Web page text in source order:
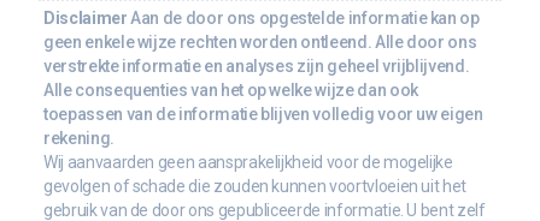
Disclaimer Aan de door ons opgestelde informatie kan op
geen enkele wijze rechten worden ontleend. Alle door ons
verstrekte informatie en analyses zijn geheel vrijblijvend.
Alle consequenties van het op welke wijze dan ook
toepassen van de informatie blijven volledig voor uw eigen
rekening.
Wij aanvaarden geen aansprakelijkheid voor de mogelijke
gevolgen of schade die zouden kunnen voortvloeien uit het
gebruik van de door ons gepubliceerde informatie. U bent zelf